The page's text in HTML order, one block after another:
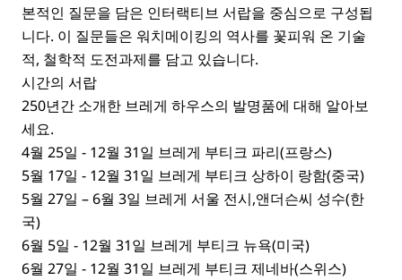
본적인 질문을 담은 인터랙티브 서랍을 중심으로 구성됩
니다. 이 질문들은 워치메이킹의 역사를 꽃피워 온 기술
적, 철학적 도전과제를 담고 있습니다.
시간의 서랍
250년간 소개한 브레게 하우스의 발명품에 대해 알아보
세요.
4월 25일 - 12월 31일 브레게 부티크 파리(프랑스)
5월 17일 - 12월 31일 브레게 부티크 상하이 랑함(중국)
5월 27일 – 6월 3일 브레게 서울 전시,앤더슨씨 성수(한
국)
6월 5일 - 12월 31일 브레게 부티크 뉴욕(미국)
6월 27일 - 12월 31일 브레게 부티크 제네바(스위스)